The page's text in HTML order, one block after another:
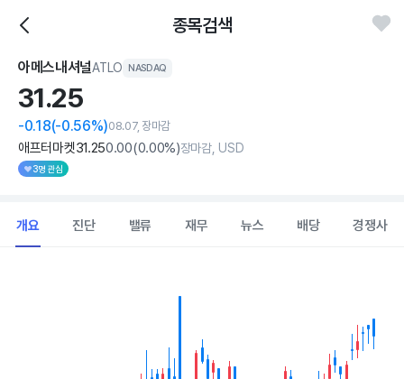
종목검색
아메스내셔널ATLO NASDAQ
31.25
-0.18(-0.56%)08.07, 장마감
애프터마켓31.250.00(0.00%)장마감, USD
3명 관심
개요 진단 밸류 재무 뉴스 배당 경쟁사
The chart has 1 Y axis displaying values. Data ranges from 27.38